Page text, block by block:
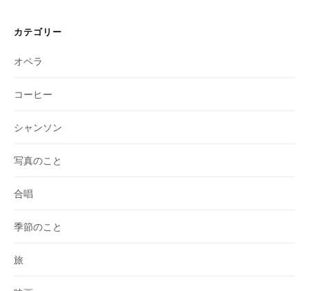
カテゴリー
オペラ
コーヒー
シャンソン
写真のこと
合唱
季節のこと
旅